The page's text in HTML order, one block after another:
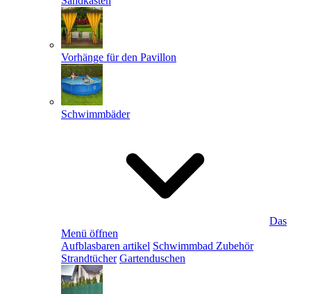
Vorhänge für den Pavillon
Schwimmbäder
Das
Menü öffnen
Aufblasbaren artikel Schwimmbad Zubehör
Strandtücher Gartenduschen